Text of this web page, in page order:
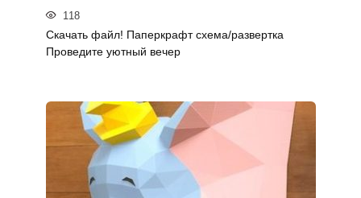
118
Скачать файл! Паперкрафт схема/развертка
Проведите уютный вечер